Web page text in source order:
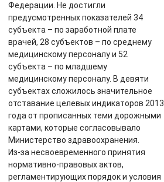
Федерации. Не достигли
предусмотренных показателей 34
субъекта – по заработной плате
врачей, 28 субъектов – по среднему
медицинскому персоналу и 52
субъекта – по младшему
медицинскому персоналу. В девяти
субъектах сложилось значительное
отставание целевых индикаторов 2013
года от прописанных теми дорожными
картами, которые согласовывало
Министерство здравоохранения.
Из-за несвоевременного принятия
нормативно-правовых актов,
регламентирующих порядок и условия